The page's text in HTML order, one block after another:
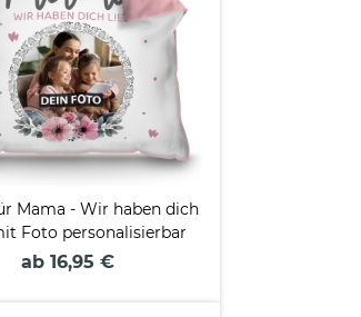
Mama - Wir haben dich
Foto personalisierbar
ab 16,95 €